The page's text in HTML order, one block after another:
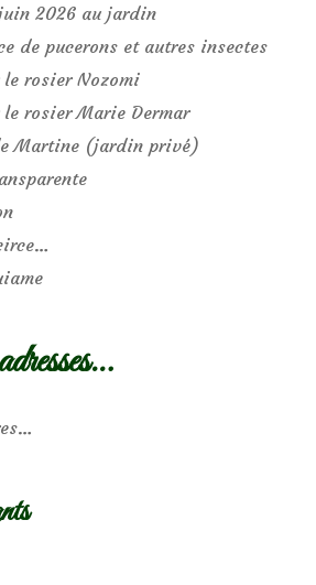
2026 au jardin
de pucerons et autres insectes
le rosier Nozomi
le rosier Marie Dermar
Martine (jardin privé)